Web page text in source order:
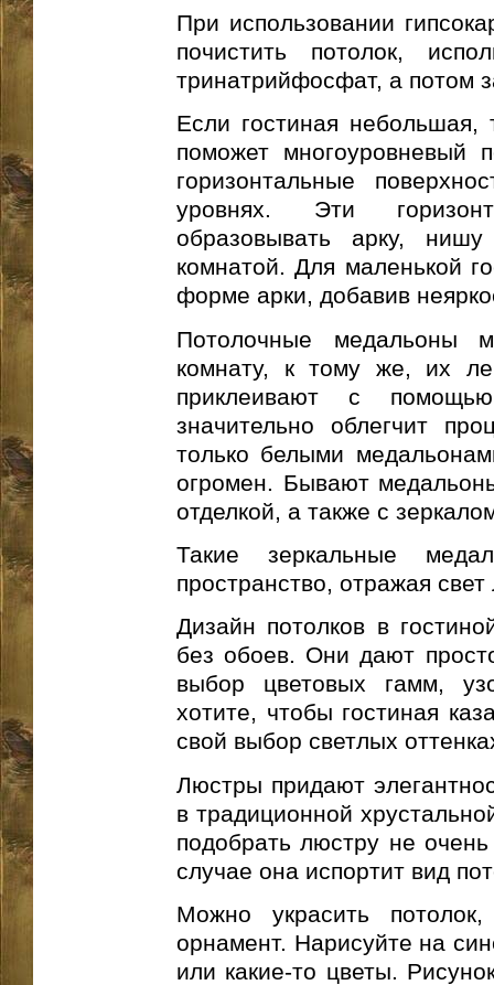
При использовании
почистить потолок,
тринатрийфосфат, а потом
Если гостиная небольшая,
поможет многоуровневый
горизонтальные
уровнях. Эти
образовывать арку,
комнатой. Для маленькой
форме арки, добавив
Потолочные медальоны
комнату, к тому же, их
приклеивают с
значительно облегчит
только белыми
огромен. Бывают
отделкой, а также с
Такие зеркальные
пространство, отражая
Дизайн потолков в
без обоев. Они дают
выбор цветовых гамм,
хотите, чтобы гостиная
свой выбор светлых
Люстры придают
в традиционной
подобрать люстру не
случае она испортит вид
Можно украсить
орнамент. Нарисуйте на
или какие-то цветы.